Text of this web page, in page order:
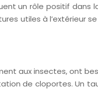
un rôle positif dans
utiles à l’extérieur
aux insectes, ont
de cloportes. Un